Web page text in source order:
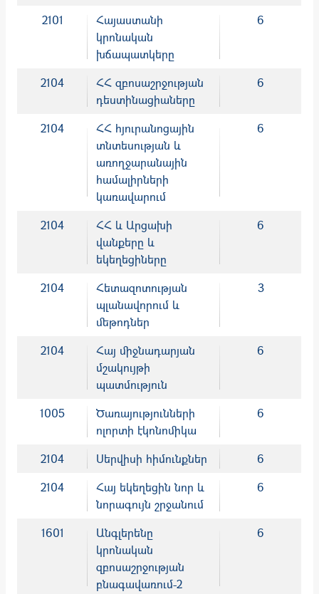
2101
Հայաստանի
կրոնական
խճապատկերը
6
2104
ՀՀ զբոսաշրջության
դեստինացիաները
6
2104
ՀՀ հյուրանոցային
տնտեսության և
առողջարանային
համալիրների
կառավարում
6
2104
ՀՀ և Արցախի
վանքերը և
եկեղեցիները
6
2104
Հետազոտության
պլանավորում և
մեթոդներ
3
2104
Հայ միջնադարյան
մշակույթի
պատմություն
6
1005
Ծառայությունների
ոլորտի էկոնոմիկա
6
2104 Սերվիսի հիմունքներ
6
2104
Հայ եկեղեցին նոր և
նորագույն շրջանում
6
1601
Անգլերենը
կրոնական
զբոսաշրջության
բնագավառում-2
6